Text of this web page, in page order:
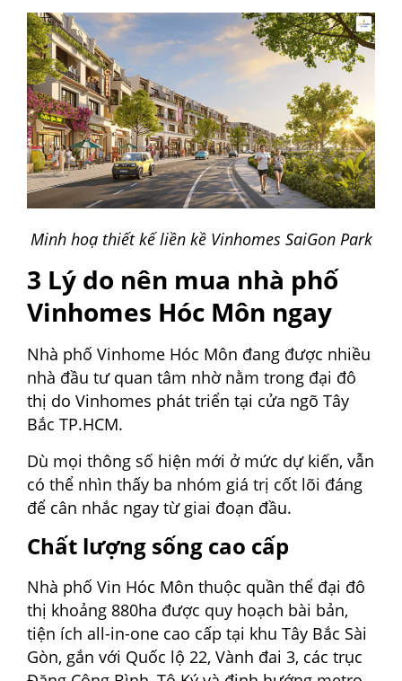
Minh hoạ thiết kế liền kề Vinhomes SaiGon Park
3 Lý do nên mua nhà phố
Vinhomes Hóc Môn ngay
Nhà phố Vinhome Hóc Môn đang được nhiều
nhà đầu tư quan tâm nhờ nằm trong đại đô
thị do Vinhomes phát triển tại cửa ngõ Tây
Bắc TP.HCM.
Dù mọi thông số hiện mới ở mức dự kiến, vẫn
có thể nhìn thấy ba nhóm giá trị cốt lõi đáng
để cân nhắc ngay từ giai đoạn đầu.
Chất lượng sống cao cấp
Nhà phố Vin Hóc Môn thuộc quần thể đại đô
thị khoảng 880ha được quy hoạch bài bản,
tiện ích all-in-one cao cấp tại khu Tây Bắc Sài
Gòn, gắn với Quốc lộ 22, Vành đai 3, các trục